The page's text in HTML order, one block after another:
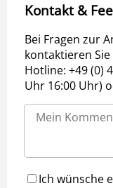
Kontakt &
Bei Fragen zur
kontaktieren
Hotline: +49 (0)
Uhr 16:00 Uhr)
Ich wünsche